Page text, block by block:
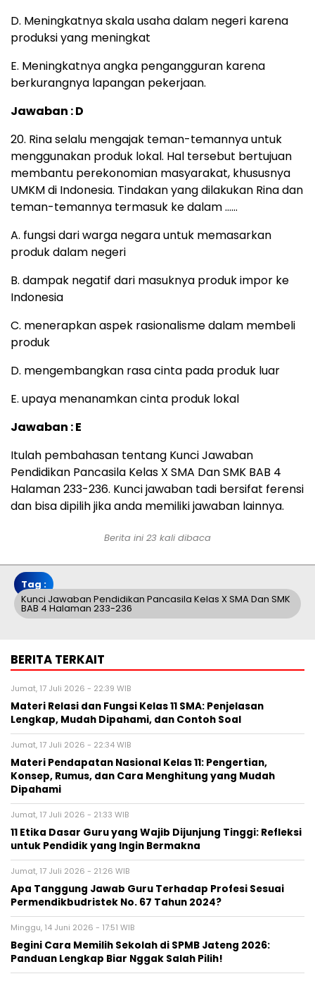
D. Meningkatnya skala usaha dalam negeri karena
produksi yang meningkat
E. Meningkatnya angka pengangguran karena
berkurangnya lapangan pekerjaan.
Jawaban : D
20. Rina selalu mengajak teman-temannya untuk
menggunakan produk lokal. Hal tersebut bertujuan
membantu perekonomian masyarakat, khususnya
UMKM di Indonesia. Tindakan yang dilakukan Rina dan
teman-temannya termasuk ke dalam ……
A. fungsi dari warga negara untuk memasarkan
produk dalam negeri
B. dampak negatif dari masuknya produk impor ke
Indonesia
C. menerapkan aspek rasionalisme dalam membeli
produk
D. mengembangkan rasa cinta pada produk luar
E. upaya menanamkan cinta produk lokal
Jawaban : E
Itulah pembahasan tentang Kunci Jawaban
Pendidikan Pancasila Kelas X SMA Dan SMK BAB 4
Halaman 233-236. Kunci jawaban tadi bersifat ferensi
dan bisa dipilih jika anda memiliki jawaban lainnya.
Berita ini 23 kali dibaca
Tag :
Kunci Jawaban Pendidikan Pancasila Kelas X SMA Dan SMK
BAB 4 Halaman 233-236
BERITA TERKAIT
Jumat, 17 Juli 2026 - 22:39 WIB
Materi Relasi dan Fungsi Kelas 11 SMA: Penjelasan
Lengkap, Mudah Dipahami, dan Contoh Soal
Jumat, 17 Juli 2026 - 22:34 WIB
Materi Pendapatan Nasional Kelas 11: Pengertian,
Konsep, Rumus, dan Cara Menghitung yang Mudah
Dipahami
Jumat, 17 Juli 2026 - 21:33 WIB
11 Etika Dasar Guru yang Wajib Dijunjung Tinggi: Refleksi
untuk Pendidik yang Ingin Bermakna
Jumat, 17 Juli 2026 - 21:26 WIB
Apa Tanggung Jawab Guru Terhadap Profesi Sesuai
Permendikbudristek No. 67 Tahun 2024?
Minggu, 14 Juni 2026 - 17:51 WIB
Begini Cara Memilih Sekolah di SPMB Jateng 2026:
Panduan Lengkap Biar Nggak Salah Pilih!